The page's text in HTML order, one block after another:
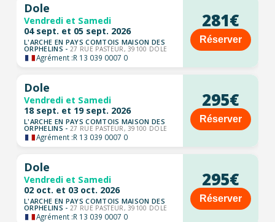
Dole
Vendredi et Samedi
04 sept. et 05 sept. 2026
L'ARCHE EN PAYS COMTOIS MAISON DES
ORPHELINS - 27 RUE PASTEUR, 39100 DOLE
Agrément :R 13 039 0007 0
281€
Réserver
Dole
Vendredi et Samedi
18 sept. et 19 sept. 2026
L'ARCHE EN PAYS COMTOIS MAISON DES
ORPHELINS - 27 RUE PASTEUR, 39100 DOLE
Agrément :R 13 039 0007 0
295€
Réserver
Dole
Vendredi et Samedi
02 oct. et 03 oct. 2026
L'ARCHE EN PAYS COMTOIS MAISON DES
ORPHELINS - 27 RUE PASTEUR, 39100 DOLE
Agrément :R 13 039 0007 0
295€
Réserver